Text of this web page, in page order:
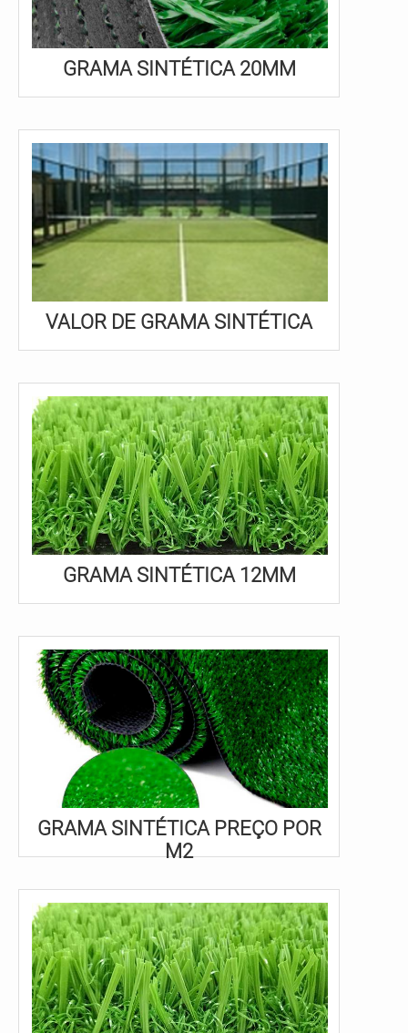
GRAMA SINTÉTICA 20MM
VALOR DE GRAMA SINTÉTICA
GRAMA SINTÉTICA 12MM
GRAMA SINTÉTICA PREÇO POR
M2